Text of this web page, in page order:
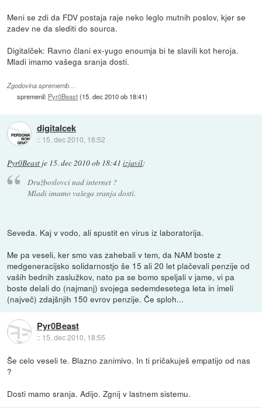
Meni se zdi da FDV postaja raje neko leglo mutnih poslov, kjer se
zadev ne da slediti do sourca.
Digitalček: Ravno člani ex-yugo enoumja bi te slavili kot heroja.
Mladi imamo vašega sranja dosti.
Zgodovina sprememb…
spremenil: Pyr0Beast(15. dec 2010 ob 18:41)
digitalcek
:: 15. dec 2010, 18:52
Pyr0Beast je 15. dec 2010 ob 18:41 izjavil:
Družboslovci nad internet ?
Mladi imamo vašega sranja dosti.
Seveda. Kaj v vodo, ali spustit en virus iz laboratorija.
Me pa veseli, ker smo vas zahebali v tem, da NAM boste z
medgeneracijsko solidarnostjo še 15 ali 20 let plačevali penzije od
vaših bednih zaslužkov, nato pa se bomo speljali v jame, vi pa
boste delali do (najmanj) svojega sedemdesetega leta in imeli
(največ) zdajšnjih 150 evrov penzije. Če sploh...
Pyr0Beast
:: 15. dec 2010, 18:55
Še celo veseli te. Blazno zanimivo. In ti pričakuješ empatijo od nas
?
Dosti mamo sranja. Adijo. Zgnij v lastnem sistemu.